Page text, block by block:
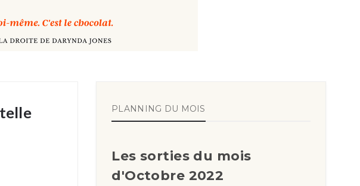
PLANNING DU MOIS
Les sorties du mois
d'Octobre 2022